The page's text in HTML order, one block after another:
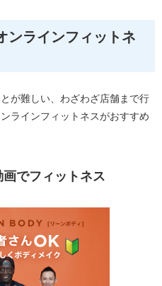
ンラインフィットネ
が難しい、わざわざ店舗まで行
ラインフィットネスがおすすめ
でフィットネス